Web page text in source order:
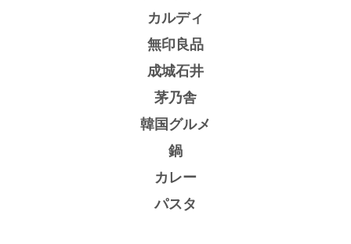
カルディ
無印良品
成城石井
茅乃舎
韓国グルメ
鍋
カレー
パスタ